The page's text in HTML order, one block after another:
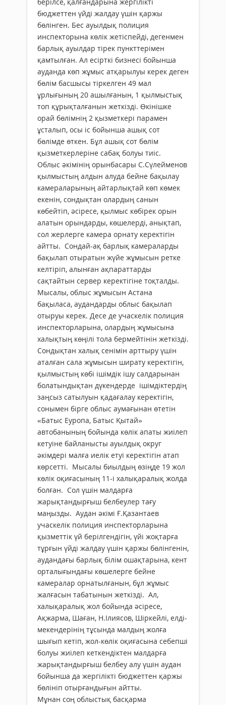
бюджеттен үйді жалдау үшін қаржы
бөлінген. Бес ауылдық полиция
инспекторына көлік жетіспейді, дегенмен
барлық ауылдар тірек пункттерімен
қамтылған. Ал есірткі бизнесі бойынша
ауданда көп жұмыс атқарылуы керек деген
бөлім басшысы тіркелген 49 мал
ұрлығының 20 ашылғанын, 1 қылмыстық
топ құрықталғанын жеткізді. Өкінішке
орай бөлімнің 2 қызметкері парамен
ұсталып, осы іс бойынша ашық сот
бөлімде өткен. Бұл ашық сот бөлім
қызметкерлеріне сабақ болуы тиіс.
Облыс әкімінің орынбасары С.Сүлейменов
қылмыстың алдын алуда бейне бақылау
камераларының айтарлықтай көп көмек
екенін, сондықтан олардың санын
көбейтіп, әсіресе, қылмыс көбірек орын
алатын орындарды, көшелерді, анықтап,
сол жерлерге камера орнату керектігін
айтты. Сондай-ақ барлық камераларды
бақылап отыратын жүйе жұмысын ретке
келтіріп, алынған ақпараттарды
сақтайтын сервер керектігіне тоқталды.
Мысалы, облыс жұмысын Астана
бақыласа, аудандарды облыс бақылап
оты­­руы керек. Десе де учаскелік полиция
инспекторларына, олардың жұмысына
халықтың көңілі тола бермейтінін жеткізді.
Сондықтан халық сенімін арттыру үшін
аталған сала жұмысын ширату керектігін,
қылмыстың көбі ішімдік ішу салдарынан
болатындықтан дүкендерде ішімдіктердің
заңсыз сатылуын қадағалау керектігін,
сонымен бірге облыс аумағынан өтетін
«Батыс Еуропа, Батыс Қытай»
автобанының бойында көлік апаты жиілеп
кетуіне байланысты ауылдық округ
әкімдері малға иелік етуі керектігін атап
көрсетті. Мысалы биылдың өзіңде 19 жол
көлік оқиғасының 11-і халықаралық жолда
болған. Сол үшін малдарға
жарықтандырғыш белбеулер тағу
маңызды. Аудан әкімі Ғ.Қазантаев
учаскелік полиция инспекторларына
қызметтік үй берілгендігін, үйі жоқтарға
тұрғын үйді жалдау үшін қаржы бөлінгенін,
аудандағы барлық білім ошақтарына, кент
орталығындағы көшелерге бейне
камералар орнатылғанын, бұл жұмыс
жалғасын табатынын жеткізді. Ал,
халықаралық жол бойында әсіресе,
Ақжарма, Шаған, Н.Ілиясов, Шіркейлі, елді-
мекендерінің тұсында малдың жолға
шығып кетіп, жол-көлік оқиғасына себепші
болуы жиілеп кеткендіктен малдарға
жарықтандырғыш белбеу алу үшін аудан
бойынша да жергілікті бюджеттен қаржы
бөлініп отырғандығын айтты.
Мұнан соң облыстық басқарма